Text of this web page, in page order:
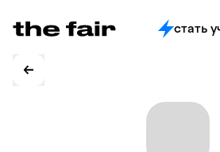
стать